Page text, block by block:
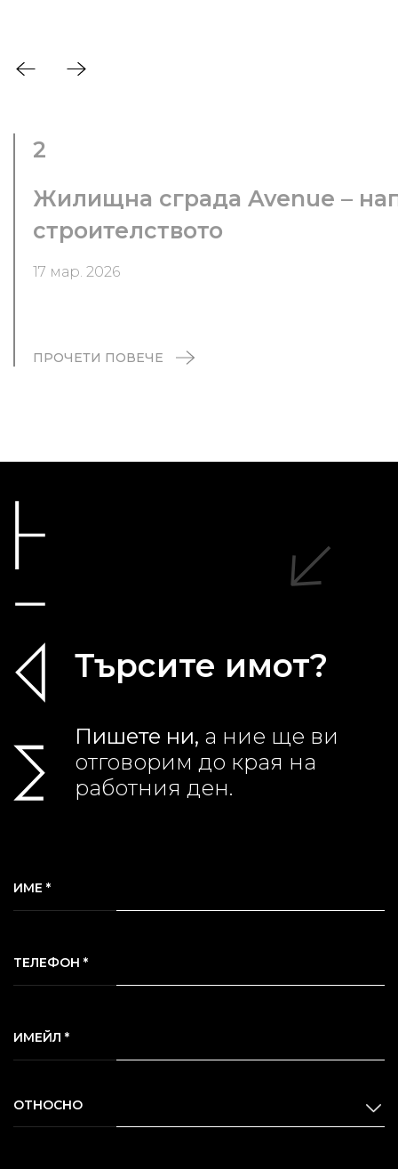
2
Жилищна сграда Avenue –
строителството
17 мар. 2026
ПРОЧЕТИ ПОВЕЧЕ
Търсите имот?
Пишете ни, а ние ще ви
отговорим до края на
работния ден.
ИМЕ *
ТЕЛЕФОН *
ИМЕЙЛ *
ОТНОСНО